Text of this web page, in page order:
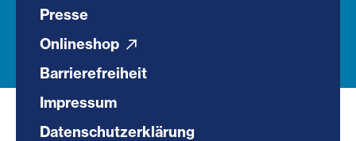
Presse
Onlineshop
Barrierefreiheit
Impressum
Datenschutzerklärung